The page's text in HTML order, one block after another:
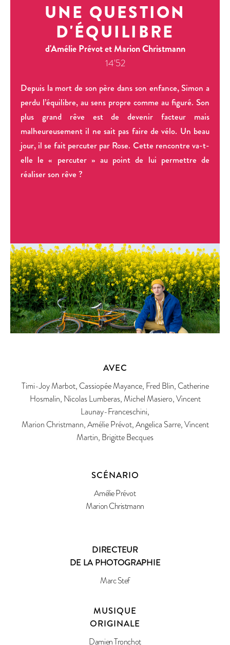
UNE QUESTION
D'ÉQUILIBRE
d'Amélie Prévot et Marion Christmann
14'52
Depuis la mort de son père dans son enfance, Simon a
perdu l’équilibre, au sens propre comme au figuré. Son
plus grand rêve est de devenir facteur mais
malheureusement il ne sait pas faire de vélo. Un beau
jour, il se fait percuter par Rose. Cette rencontre va-t-
elle le « percuter » au point de lui permettre de
réaliser son rêve ?
AVEC
Timi-Joy Marbot, Cassiopée Mayance, Fred Blin, Catherine
Hosmalin, Nicolas Lumberas, Michel Masiero, Vincent
Launay-Franceschini,
Marion Christmann, Amélie Prévot, Angelica Sarre, Vincent
Martin, Brigitte Becques
SCÉNARIO
Amélie Prévot
Marion Christmann
DIRECTEUR
DE LA PHOTOGRAPHIE
Marc Stef
MUSIQUE
ORIGINALE
Damien Tronchot